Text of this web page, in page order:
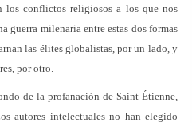
los conflictos religiosos a los que nos
guerra milenaria entre estas dos formas
las élites globalistas, por un lado, y
por otro.
de la profanación de Saint-Étienne,
autores intelectuales no han elegido